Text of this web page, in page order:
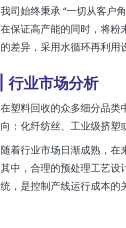
我司始终秉承 “一切从客户
在保证高产能的同时，将粉
的差异，采用水循环再利用
行业市场分析
在塑料回收的众多细分品类
向：化纤纺丝、工业级挤塑
随着行业市场日渐成熟，在
其中，合理的预处理工艺设
统，是控制产线运行成本的